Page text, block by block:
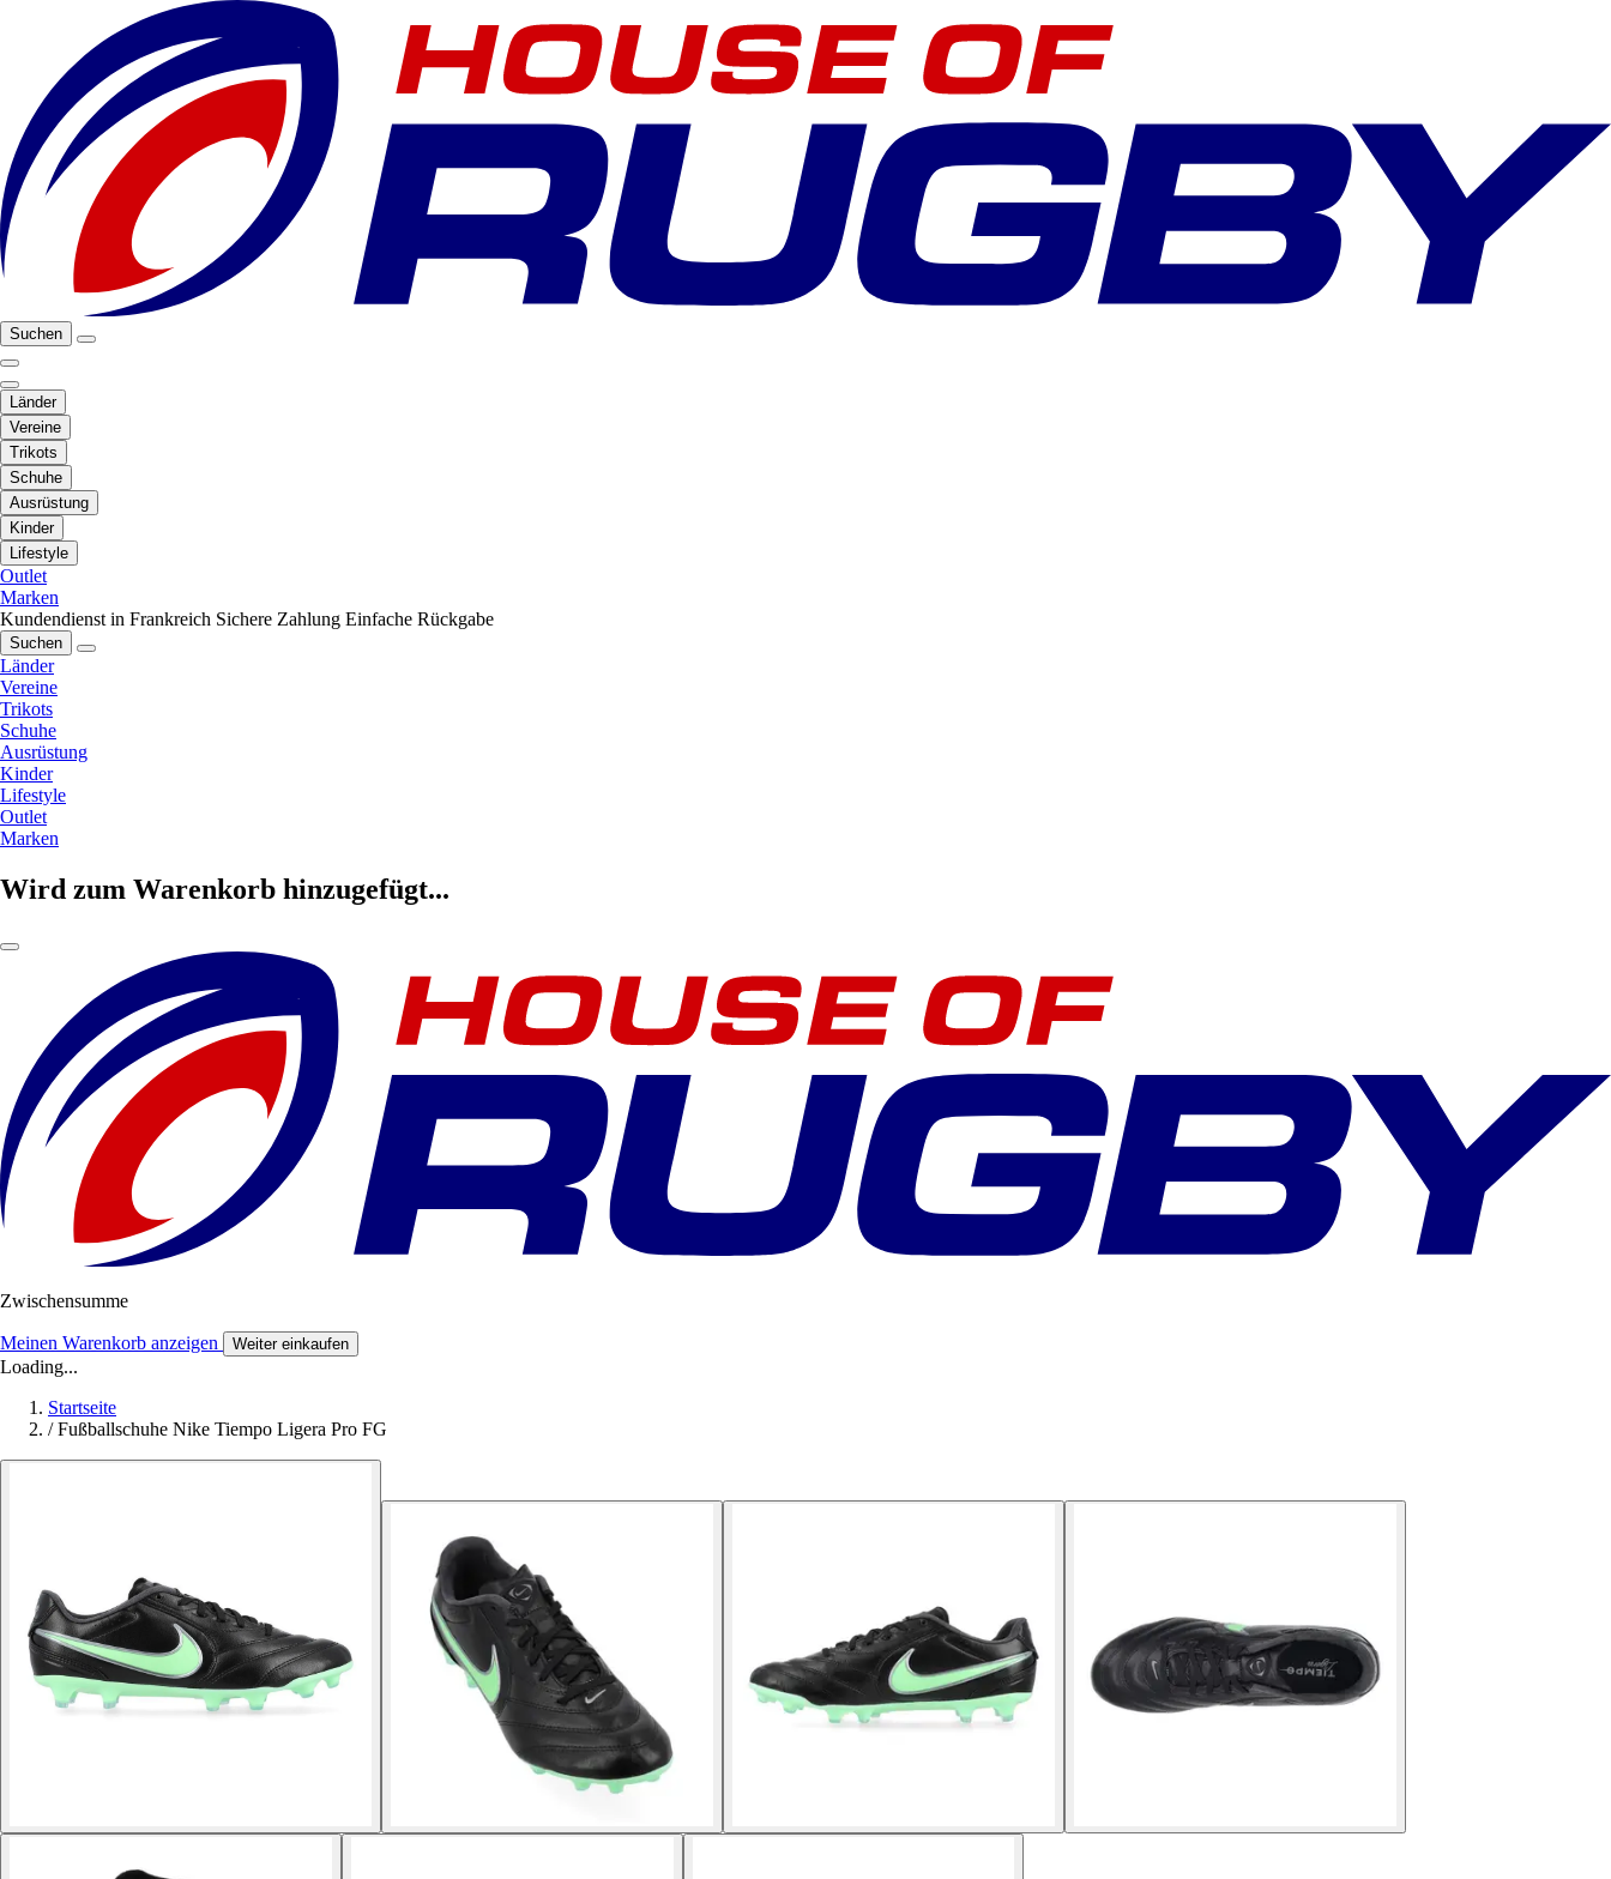
Suchen
Länder
Vereine
Trikots
Schuhe
Ausrüstung
Kinder
Lifestyle
Outlet
Marken
Kundendienst in Frankreich Sichere Zahlung Einfache Rückgabe
Suchen
Länder
Vereine
Trikots
Schuhe
Ausrüstung
Kinder
Lifestyle
Outlet
Marken
Wird zum Warenkorb hinzugefügt...
Zwischensumme
Meinen Warenkorb anzeigen Weiter einkaufen
Loading...
Startseite
/ Fußballschuhe Nike Tiempo Ligera Pro FG